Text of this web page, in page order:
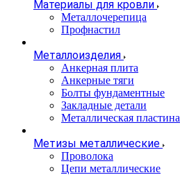
Материалы для кровли
Металлочерепица
Профнастил
Металлоизделия
Анкерная плита
Анкерные тяги
Болты фундаментные
Закладные детали
Металлическая пластина
Метизы металлические
Проволока
Цепи металлические